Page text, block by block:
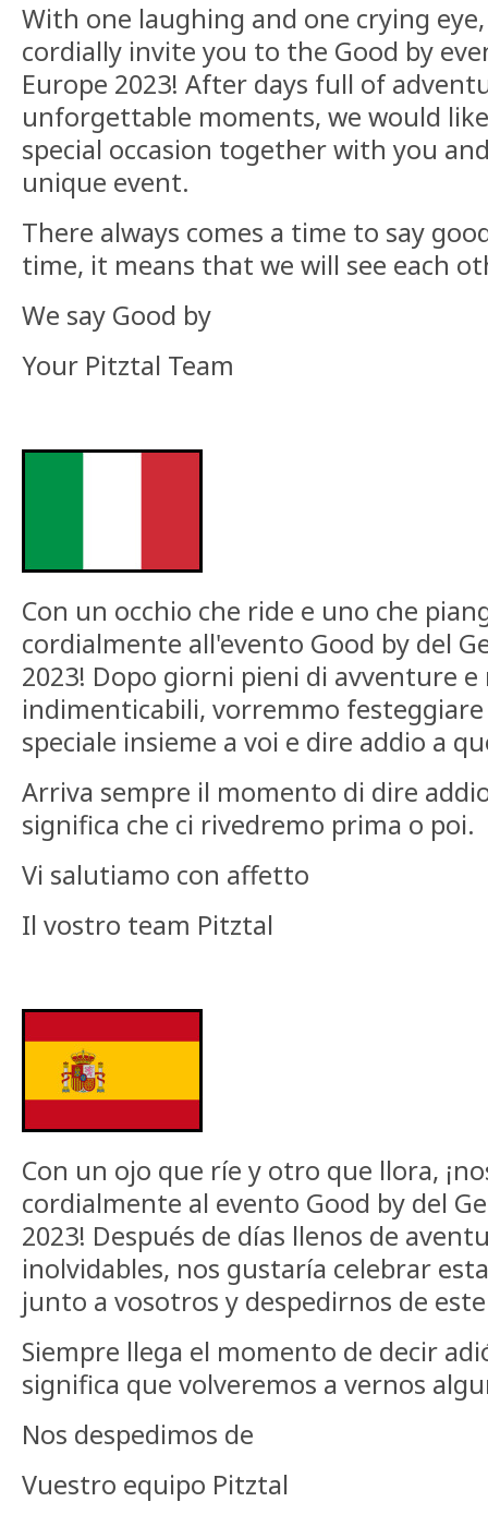
With one laughing and one crying
cordially invite you to the Good by
Europe 2023! After days full of
unforgettable moments, we would
special occasion together with you
unique event.
There always comes a time to say
time, it means that we will see each
We say Good by
Your Pitztal Team
Con un occhio che ride e uno che
cordialmente all'evento Good by del
2023! Dopo giorni pieni di avventure
indimenticabili, vorremmo
speciale insieme a voi e dire addio a
Arriva sempre il momento di dire
significa che ci rivedremo prima o poi.
Vi salutiamo con affetto
Il vostro team Pitztal
Con un ojo que ríe y otro que llora,
cordialmente al evento Good by del
2023! Después de días llenos de
inolvidables, nos gustaría celebrar
junto a vosotros y despedirnos de
Siempre llega el momento de decir
significa que volveremos a vernos
Nos despedimos de
Vuestro equipo Pitztal